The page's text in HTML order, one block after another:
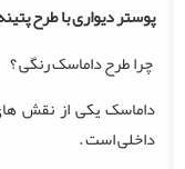
پوستر دیواری با طرح
چرا طرح داماسک رنگی ؟
داماسک یکی از نقش
داخلی است .